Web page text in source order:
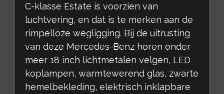
C-klasse Estate is voorzien van
luchtvering, en dat is te merken aan de
rimpelloze wegligging. Bij de uitrusting
van deze Mercedes-Benz horen onder
meer 18 inch lichtmetalen velgen, LED
koplampen, warmtewerend glas, zwarte
hemelbekleding, elektrisch inklapbare